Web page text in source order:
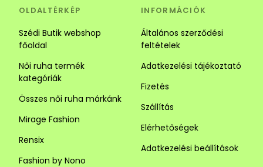
OLDALTÉRKÉP
Szédi Butik webshop
főoldal
Női ruha termék
kategóriák
Összes női ruha márkánk
Mirage Fashion
Rensix
Fashion by Nono
INFORMÁCIÓK
Általános szerződési
feltételek
Adatkezelési tájékoztató
Fizetés
Szállítás
Elérhetőségek
Adatkezelési beállítások